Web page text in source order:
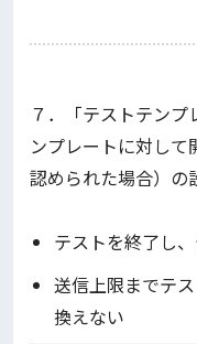
７．「テストテン
ンプレートに対し
認められた場合）の
テストを終了し
送信上限までテ
換えない